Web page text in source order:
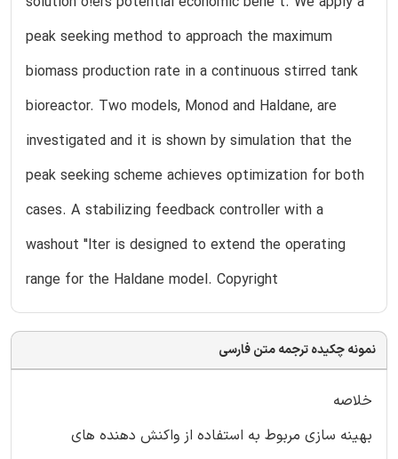
peak seeking method to approach the maximum
biomass production rate in a continuous stirred tank
bioreactor. Two models, Monod and Haldane, are
investigated and it is shown by simulation that the
peak seeking scheme achieves optimization for both
cases. A stabilizing feedback controller with a
washout "lter is designed to extend the operating
range for the Haldane model. Copyright
نمونه چکیده ترجمه متن فارسی
خلاصه
بهینه سازی مربوط به استفاده از واکنش دهنده های